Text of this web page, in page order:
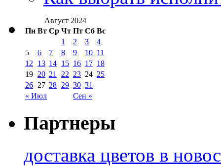
Август 2024
Пн Вт Ср Чт Пт Сб Вс
« Июл Сен »
1 2 3
4
5
6 7 8 9 10 11
12
13 14 15 16 17 18
19 20 21 22 23 24 25
26 27 28 29 30 31
Партнеры
доставка цветов в